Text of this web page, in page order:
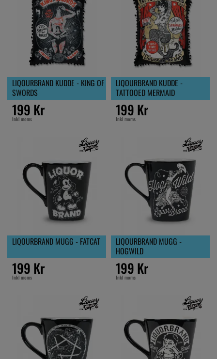
LIQOURBRAND KUDDE - KING OF
SWORDS
199 Kr
Inkl moms
LIQOURBRAND KUDDE -
TATTOOED MERMAID
199 Kr
Inkl moms
LIQOURBRAND MUGG - FATCAT
199 Kr
Inkl moms
LIQOURBRAND MUGG -
HOGWILD
199 Kr
Inkl moms